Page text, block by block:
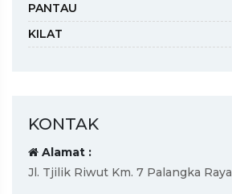
PANTAU
KILAT
KONTAK
Alamat :
Jl. Tjilik Riwut Km. 7 Palangka Raya